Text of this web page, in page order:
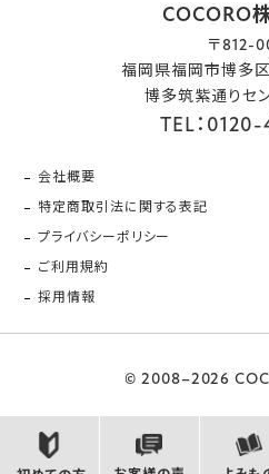
COCORO
〒812-
福岡県福岡市博多
博多筑紫通りセ
TEL：
会社概要
特定商取引法に関する表記
プライバシーポリシー
ご利用規約
採用情報
© 2008–2026